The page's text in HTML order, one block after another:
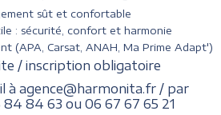
sût et confortable
: sécurité, confort et harmonie
(APA, Carsat, ANAH, Ma Prime Adapt')
/ inscription obligatoire
à agence@harmonita.fr / par
84 63 ou 06 67 67 65 21